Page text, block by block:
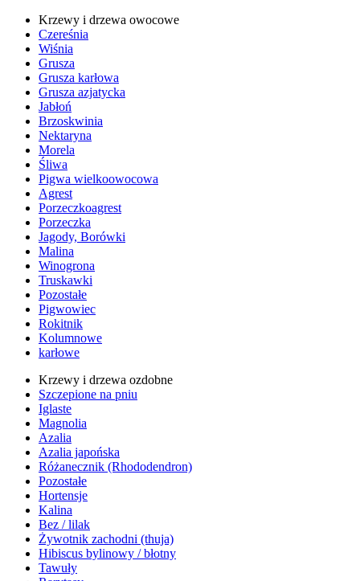
Krzewy i drzewa owocowe
Czereśnia
Wiśnia
Grusza
Grusza karłowa
Grusza azjatycka
Jabłoń
Brzoskwinia
Nektaryna
Morela
Śliwa
Pigwa wielkoowocowa
Agrest
Porzeczkoagrest
Porzeczka
Jagody, Borówki
Malina
Winogrona
Truskawki
Pozostałe
Pigwowiec
Rokitnik
Kolumnowe
karłowe
Krzewy i drzewa ozdobne
Szczepione na pniu
Iglaste
Magnolia
Azalia
Azalia japońska
Różanecznik (Rhododendron)
Pozostałe
Hortensje
Kalina
Bez / lilak
Żywotnik zachodni (thuja)
Hibiscus bylinowy / błotny
Tawuły